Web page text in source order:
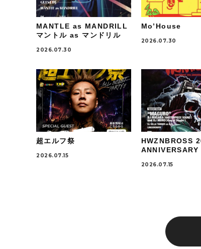
MANTLE as MANDRILL
マントル as マンドリル
2026.07.30
Mo’House
2026.07.30
超エルフ祭
2026.07.15
HWZNBROSS
ANNIVERSARY
2026.07.15